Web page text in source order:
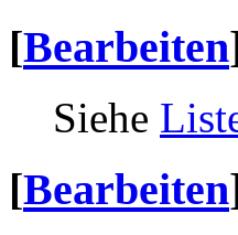
[Bearbeiten
Siehe
[Bearbeiten